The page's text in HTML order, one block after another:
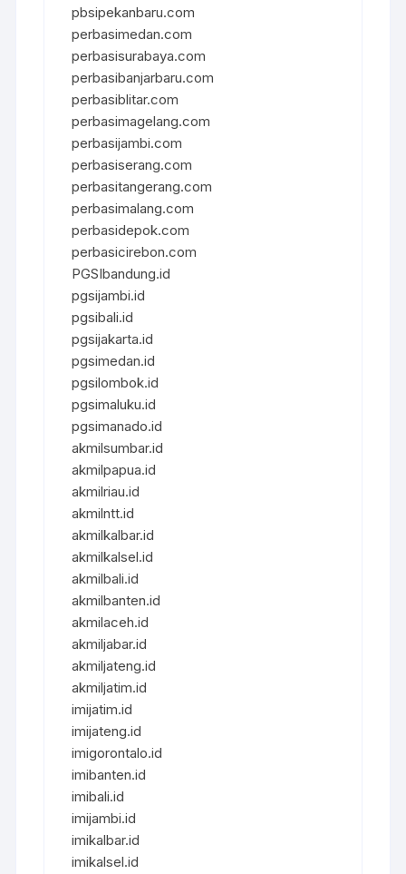
pbsipekanbaru.com
perbasimedan.com
perbasisurabaya.com
perbasibanjarbaru.com
perbasiblitar.com
perbasimagelang.com
perbasijambi.com
perbasiserang.com
perbasitangerang.com
perbasimalang.com
perbasidepok.com
perbasicirebon.com
PGSIbandung.id
pgsijambi.id
pgsibali.id
pgsijakarta.id
pgsimedan.id
pgsilombok.id
pgsimaluku.id
pgsimanado.id
akmilsumbar.id
akmilpapua.id
akmilriau.id
akmilntt.id
akmilkalbar.id
akmilkalsel.id
akmilbali.id
akmilbanten.id
akmilaceh.id
akmiljabar.id
akmiljateng.id
akmiljatim.id
imijatim.id
imijateng.id
imigorontalo.id
imibanten.id
imibali.id
imijambi.id
imikalbar.id
imikalsel.id